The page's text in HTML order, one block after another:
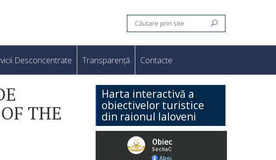
Desconcentrate Transparență Contacte
THE
Harta interactivă a
obiectivelor turistice
din raionul Ialoveni